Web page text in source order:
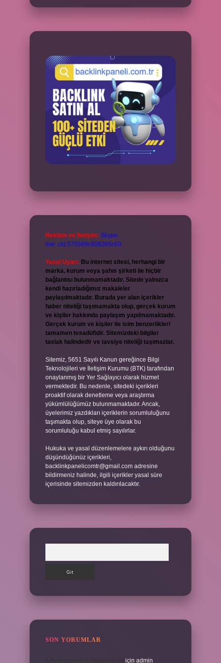
Reklam ve İletişim: Skype:
live:.cid.575569c608265c69
Yasal Uyarı: Bu internet sitesi, herhangi bir
marka, kurum veya şahıs şirketi ile hiçbir
bağlantısı bulunmamaktadır. Sitede yalnızca
kendi hazırladığımız makaleler
paylaşılmaktadır. Burada yer alan içerikler
haber niteliği taşımamakta olup, gerçek kurum
ve kişiler hakkında paylaşım yapılmamaktadır.
Gerçek kurum ve kişiler ile isim benzerlikleri
tamamen tesadüfidir. Sitemizdeki bilgiler
taslak halindedir ve tavsiye niteliği taşımazlar.
Sitemiz, 5651 Sayılı Kanun gereğince Bilgi
Teknolojileri ve İletişim Kurumu (BTK) tarafından
onaylanmış bir Yer Sağlayıcı olarak hizmet
vermektedir. Bu nedenle, sitedeki içerikleri
proaktif olarak denetleme veya araştırma
yükümlülüğümüz bulunmamaktadır. Ancak,
üyelerimiz yazdıkları içeriklerin sorumluluğunu
taşımakta olup, siteye üye olarak bu
sorumluluğu kabul etmiş sayılırlar.
Hukuka ve yasal düzenlemelere aykırı olduğunu
düşündüğünüz içerikleri,
backlinkpanelicomtr@gmail.com adresine
bildirmeniz halinde, ilgili içerikler yasal süre
içerisinde sitemizden kaldırılacaktır.
SON YORUMLAR
için admin